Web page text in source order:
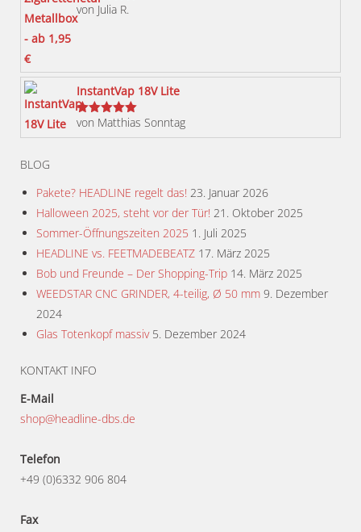
werden
Bewertet
mit
von Julia R.
InstantVap 18V Lite
Bewertet
mit5von 5
von Matthias Sonntag
BLOG
Pakete? HEADLINE regelt das! 23. Januar 2026
Halloween 2025, steht vor der Tür! 21. Oktober 2025
Sommer-Öffnungszeiten 2025 1. Juli 2025
HEADLINE vs. FEETMADEBEATZ 17. März 2025
Bob und Freunde – Der Shopping-Trip 14. März 2025
WEEDSTAR CNC GRINDER, 4-teilig, Ø 50 mm 9. Dezember
2024
Glas Totenkopf massiv 5. Dezember 2024
KONTAKT INFO
E-Mail
shop@headline-dbs.de
Telefon
+49 (0)6332 906 804
Fax